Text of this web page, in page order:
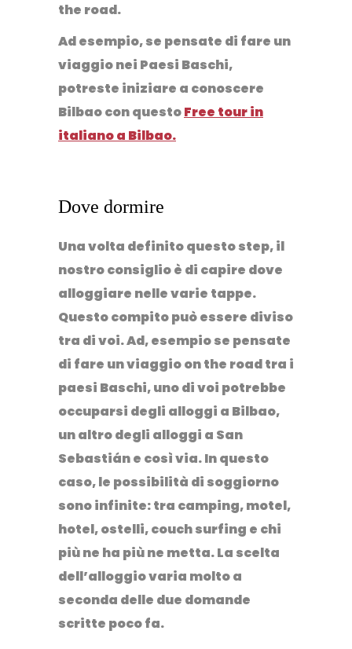
the road.
Ad esempio, se pensate di fare un
viaggio nei Paesi Baschi,
potreste iniziare a conoscere
Bilbao con questoFree tour in
italianoa Bilbao.
Dove dormire
Una volta definito questo step, il
nostro consiglio è di capire dove
alloggiare nelle varie tappe.
Questo compito può essere diviso
tra di voi. Ad, esempio se pensate
di fare un viaggio on the road tra i
paesi Baschi, uno di voi potrebbe
occuparsi degli alloggi a Bilbao,
un altro degli alloggi a San
Sebastián e così via. In questo
caso, le possibilità di soggiorno
sono infinite: tra camping, motel,
hotel, ostelli, couch surfing e chi
più ne ha più ne metta. La scelta
dell’alloggio varia molto a
seconda delle due domande
scritte poco fa.